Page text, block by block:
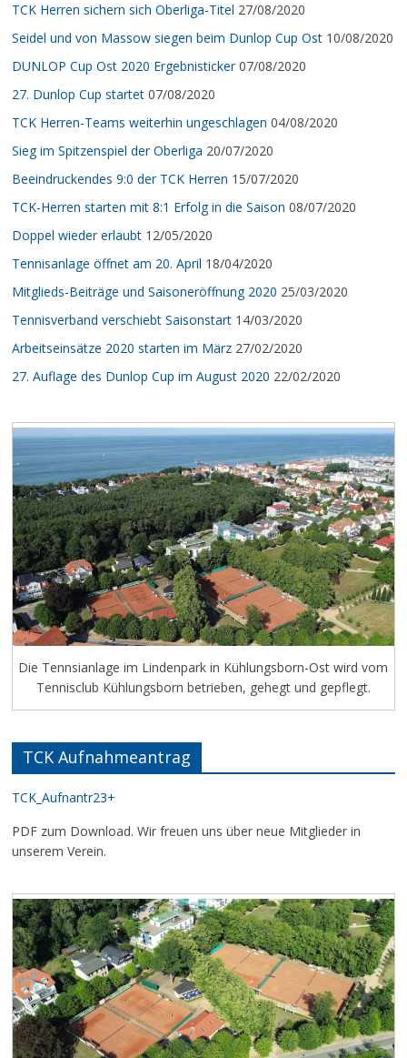
TCK Herren sichern sich Oberliga-Titel 27/08/2020
Seidel und von Massow siegen beim Dunlop Cup Ost 10/08/2020
DUNLOP Cup Ost 2020 Ergebnisticker 07/08/2020
27. Dunlop Cup startet 07/08/2020
TCK Herren-Teams weiterhin ungeschlagen 04/08/2020
Sieg im Spitzenspiel der Oberliga 20/07/2020
Beeindruckendes 9:0 der TCK Herren 15/07/2020
TCK-Herren starten mit 8:1 Erfolg in die Saison 08/07/2020
Doppel wieder erlaubt 12/05/2020
Tennisanlage öffnet am 20. April 18/04/2020
Mitglieds-Beiträge und Saisoneröffnung 2020 25/03/2020
Tennisverband verschiebt Saisonstart 14/03/2020
Arbeitseinsätze 2020 starten im März 27/02/2020
27. Auflage des Dunlop Cup im August 2020 22/02/2020
Die Tennsianlage im Lindenpark in Kühlungsborn-Ost wird vom
Tennisclub Kühlungsborn betrieben, gehegt und gepflegt.
TCK Aufnahmeantrag
TCK_Aufnantr23+
PDF zum Download. Wir freuen uns über neue Mitglieder in
unserem Verein.